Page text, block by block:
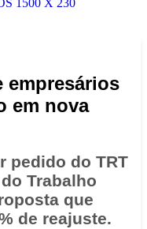
empresários
em nova
pedido do TRT
Trabalho
que
de reajuste.